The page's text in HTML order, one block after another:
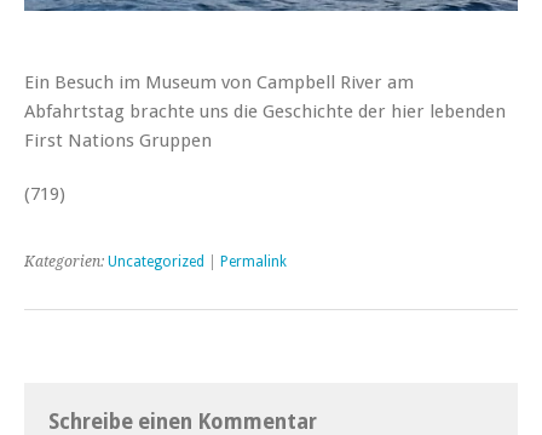
Ein Besuch im Museum von Campbell River am
Abfahrtstag brachte uns die Geschichte der hier lebenden
First Nations Gruppen
(719)
Kategorien: Uncategorized Permalink
Schreibe einen Kommentar